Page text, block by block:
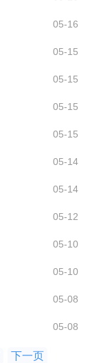
05-16
05-15
05-15
05-15
05-15
05-14
05-14
05-12
05-10
05-10
05-08
05-08
下一页